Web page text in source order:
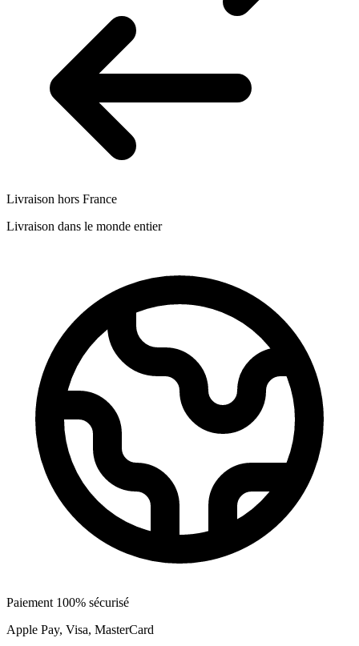
Livraison hors France
Livraison dans le monde entier
Paiement 100% sécurisé
Apple Pay, Visa, MasterCard